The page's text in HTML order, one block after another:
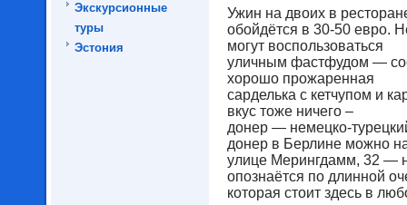
Экскурсионные
туры
Эстония
Ужин на двоих в
обойдётся в 30-50 евро.
могут воспользоваться
уличным фастфудом —
хорошо прожаренная
сарделька с кетчупом и
вкус тоже ничего –
донер — немецко-
донер в Берлине можно
улице Мерингдамм, 32 —
опознаётся по длинной
которая стоит здесь в